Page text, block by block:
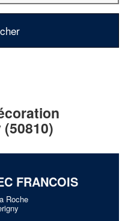
FRANCOIS
Roche
Vous êtes un
marges
clients
En savoir plus